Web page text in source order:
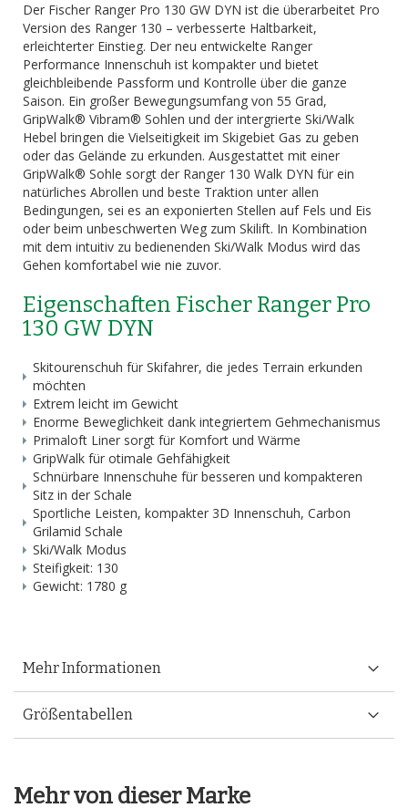
Der Fischer Ranger Pro 130 GW DYN ist die überarbeitet Pro
Version des Ranger 130 – verbesserte Haltbarkeit,
erleichterter Einstieg. Der neu entwickelte Ranger
Performance Innenschuh ist kompakter und bietet
gleichbleibende Passform und Kontrolle über die ganze
Saison. Ein großer Bewegungsumfang von 55 Grad,
GripWalk® Vibram® Sohlen und der intergrierte Ski/Walk
Hebel bringen die Vielseitigkeit im Skigebiet Gas zu geben
oder das Gelände zu erkunden. Ausgestattet mit einer
GripWalk® Sohle sorgt der Ranger 130 Walk DYN für ein
natürliches Abrollen und beste Traktion unter allen
Bedingungen, sei es an exponierten Stellen auf Fels und Eis
oder beim unbeschwerten Weg zum Skilift. In Kombination
mit dem intuitiv zu bedienenden Ski/Walk Modus wird das
Gehen komfortabel wie nie zuvor.
Eigenschaften Fischer Ranger Pro
130 GW DYN
Skitourenschuh für Skifahrer, die jedes Terrain erkunden
möchten
Extrem leicht im Gewicht
Enorme Beweglichkeit dank integriertem Gehmechanismus
Primaloft Liner sorgt für Komfort und Wärme
GripWalk für otimale Gehfähigkeit
Schnürbare Innenschuhe für besseren und kompakteren
Sitz in der Schale
Sportliche Leisten, kompakter 3D Innenschuh, Carbon
Grilamid Schale
Ski/Walk Modus
Steifigkeit: 130
Gewicht: 1780 g
Mehr Informationen
Größentabellen
Mehr von dieser Marke